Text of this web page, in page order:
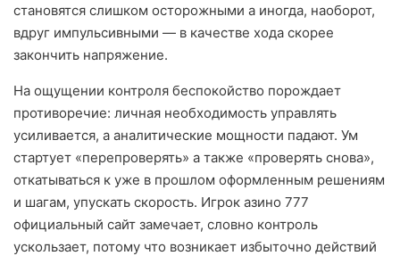
становятся слишком осторожными а иногда, наоборот,
вдруг импульсивными — в качестве хода скорее
закончить напряжение.
На ощущении контроля беспокойство порождает
противоречие: личная необходимость управлять
усиливается, а аналитические мощности падают. Ум
стартует «перепроверять» а также «проверять снова»,
откатываться к уже в прошлом оформленным решениям
и шагам, упускать скорость. Игрок азино 777
официальный сайт замечает, словно контроль
ускользает, потому что возникает избыточно действий